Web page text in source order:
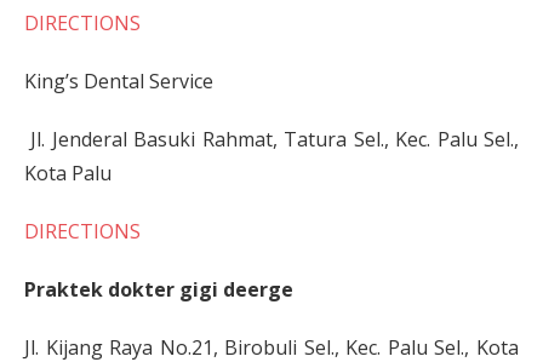
DIRECTIONS
King’s Dental Service
Jl. Jenderal Basuki Rahmat, Tatura Sel., Kec. Palu Sel.,
Kota Palu
DIRECTIONS
Praktek dokter gigi deerge
Jl. Kijang Raya No.21, Birobuli Sel., Kec. Palu Sel., Kota